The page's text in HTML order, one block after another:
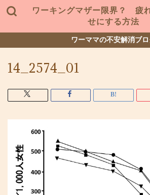
ワーキングマザー限界？ 疲
せにする方法
ワーママの不安解消ブ
14_2574_01